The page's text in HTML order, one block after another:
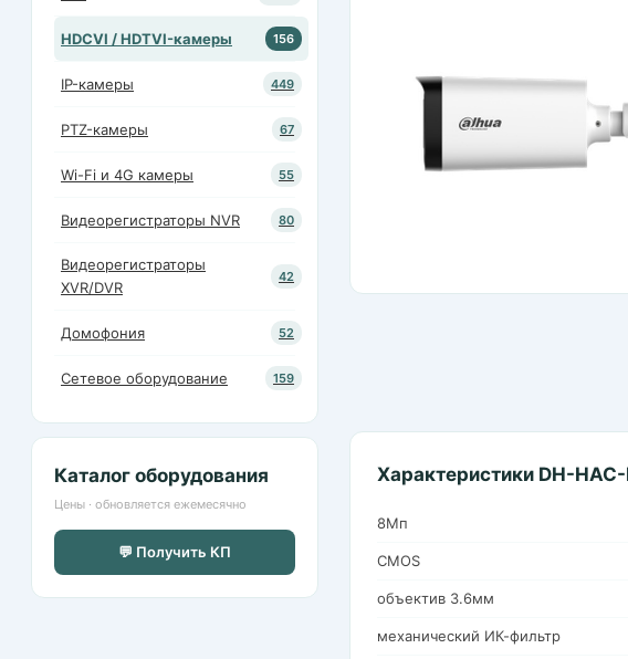
HDCVI / HDTVI-камеры 156
IP-камеры 449
PTZ-камеры 67
Wi-Fi и 4G камеры 55
Видеорегистраторы NVR 80
Видеорегистраторы
XVR/DVR
42
Домофония 52
Сетевое оборудование 159
Каталог оборудования
Цены · обновляется ежемесячно
💬 Получить КП
Характеристики DH-
8Мп
CMOS
объектив 3.6мм
механический ИК-фильтр